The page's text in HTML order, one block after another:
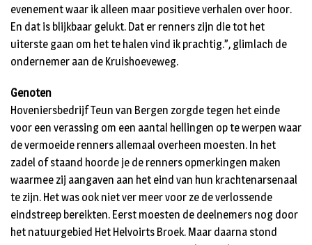
evenement waar ik alleen maar positieve verhalen over hoor.
En dat is blijkbaar gelukt. Dat er renners zijn die tot het
uiterste gaan om het te halen vind ik prachtig.”, glimlach de
ondernemer aan de Kruishoeveweg.
Genoten
Hoveniersbedrijf Teun van Bergen zorgde tegen het einde
voor een verassing om een aantal hellingen op te werpen waar
de vermoeide renners allemaal overheen moesten. In het
zadel of staand hoorde je de renners opmerkingen maken
waarmee zij aangaven aan het eind van hun krachtenarsenaal
te zijn. Het was ook niet ver meer voor ze de verlossende
eindstreep bereikten. Eerst moesten de deelnemers nog door
het natuurgebied Het Helvoirts Broek. Maar daarna stond